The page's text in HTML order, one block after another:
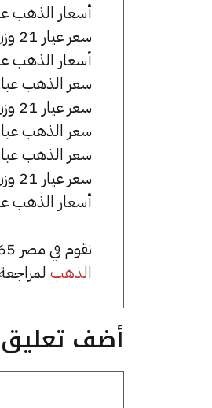
أسعار الذهب عيار 21 وزن 1 جرام 6840 جنيه للشراء، وللبيع
سعر عيار 21 وزن 5 جرام 34200 جنيه للشراء، وللبيع 34450 جنيه.
أسعار الذهب عيار 21 وزن 10 جرام 68400 جنيه للشراء، وللبيع
سعر الذهب عيار 21 وزن 25 جرام 171000 جنيه للشراء، وللبيع 172250
سعر عيار 21 وزن 50 جرام 342000 جنيه للشراء، وللبيع 344500 جنيه.
سعر الذهب عيار 21 وزن 100 جرام 684000 جنيه للشراء، وللبيع 689000
سعر الذهب عيار 21 وزن 150 جرام 1026000 جنيه للشراء، وللبيع 1033500
سعر عيار 21 وزن 200 جرام 1368000 جنيه للشراء، وللبيع 1378000 جنيه.
أسعار الذهب عيار 21 وزن 250 جرام 1710000 جنيه للشراء، وللبيع
نقوم في مصر 365 بعمل تغطية مميزة لكافة أسعار الذهب في مصر، يمكنك الاطلاع على صفحة
الذهب
أضف تعليق